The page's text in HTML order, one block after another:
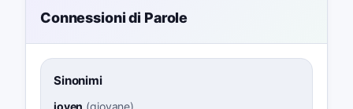
Connessioni di Parole
Sinonimi
joven (giovane)